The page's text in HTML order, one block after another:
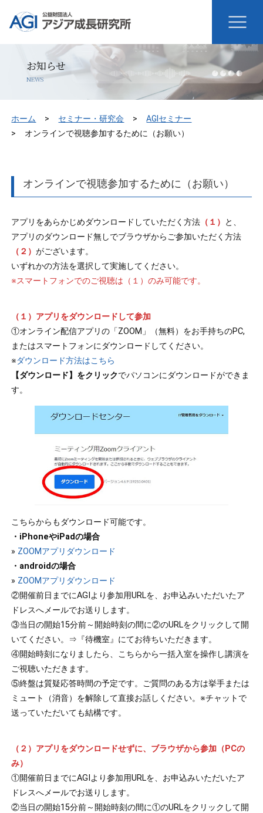
お知らせ
NEWS
ホーム セミナー・研究会
AGIセミナー
オンラインで視聴参加するために（お願い）
オンラインで視聴参加するために（お願い）
アプリをあらかじめダウンロードしていただく方法 （１） と、
アプリのダウンロード無しでブラウザからご参加いただく方法
（２）がございます。
いずれかの方法を選択して実施してください。
※スマートフォンでのご視聴は（１）のみ可能です。
（１）アプリをダウンロードして参加
①オンライン配信アプリの「ZOOM」（無料）をお手持ちのPC,
またはスマートフォンにダウンロードしてください。
※ダウンロード方法はこちら
【ダウンロード】をクリックでパソコンにダウンロードができま
す。
こちらからもダウンロード可能です。
・iPhoneやiPadの場合
» ZOOMアプリダウンロード
・androidの場合
» ZOOMアプリダウンロード
②開催前日までにAGIより参加用URLを、お申込みいただいたア
ドレスへメールでお送りします。
③当日の開始15分前～開始時刻の間に②のURLをクリックして開
いてください。⇒『待機室』にてお待ちいただきます。
④開始時刻になりましたら、こちらから一括入室を操作し講演を
ご視聴いただきます。
⑤終盤は質疑応答時間の予定です。ご質問のある方は挙手または
ミュート（消音）を解除して直接お話しください。※チャットで
送っていただいても結構です。
（２）アプリをダウンロードせずに、ブラウザから参加（PCの
み）
①開催前日までにAGIより参加用URLを、お申込みいただいたア
ドレスへメールでお送りします。
②当日の開始15分前～開始時刻の間に①のURLをクリックして開